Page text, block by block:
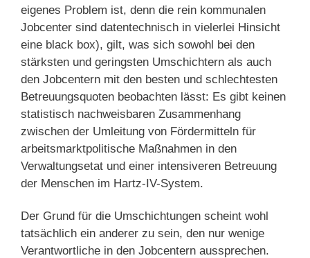
eigenes Problem ist, denn die rein kommunalen
Jobcenter sind datentechnisch in vielerlei Hinsicht
eine black box), gilt, was sich sowohl bei den
stärksten und geringsten Umschichtern als auch
den Jobcentern mit den besten und schlechtesten
Betreuungsquoten beobachten lässt: Es gibt keinen
statistisch nachweisbaren Zusammenhang
zwischen der Umleitung von Fördermitteln für
arbeitsmarktpolitische Maßnahmen in den
Verwaltungsetat und einer intensiveren Betreuung
der Menschen im Hartz-IV-System.
Der Grund für die Umschichtungen scheint wohl
tatsächlich ein anderer zu sein, den nur wenige
Verantwortliche in den Jobcentern aussprechen.